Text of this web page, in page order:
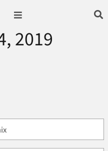
2019